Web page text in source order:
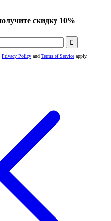
скидку 10%

Privacy Policy and Terms of Service apply.